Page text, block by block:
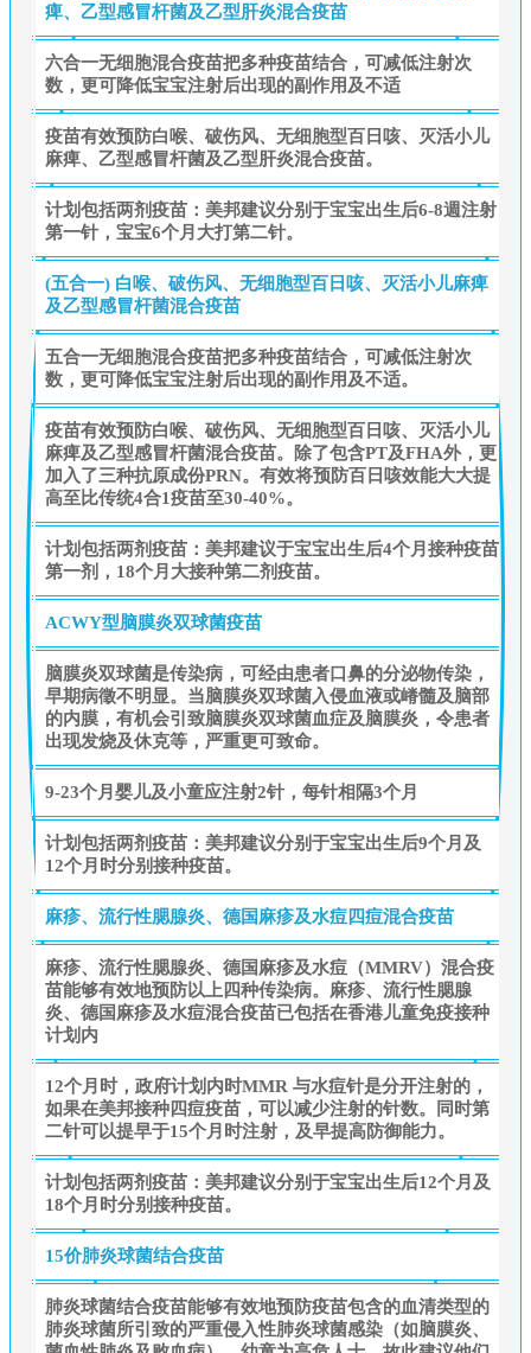
痺、乙型感冒杆菌及乙型肝炎混合疫苗
六合一无细胞混合疫苗把多种疫苗结合，可减低注射次
数，更可降低宝宝注射后出现的副作用及不适
疫苗有效预防白喉、破伤风、无细胞型百日咳、灭活小儿
麻痺、乙型感冒杆菌及乙型肝炎混合疫苗。
计划包括两剂疫苗：美邦建议分别于宝宝出生后6-8週注射
第一针，宝宝6个月大打第二针。
(五合一) 白喉、破伤风、无细胞型百日咳、灭活小儿麻痺
及乙型感冒杆菌混合疫苗
五合一无细胞混合疫苗把多种疫苗结合，可减低注射次
数，更可降低宝宝注射后出现的副作用及不适。
疫苗有效预防白喉、破伤风、无细胞型百日咳、灭活小儿
麻痺及乙型感冒杆菌混合疫苗。除了包含PT及FHA外，更
加入了三种抗原成份PRN。有效将预防百日咳效能大大提
高至比传统4合1疫苗至30-40%。
计划包括两剂疫苗：美邦建议于宝宝出生后4个月接种疫苗
第一剂，18个月大接种第二剂疫苗。
ACWY型脑膜炎双球菌疫苗
脑膜炎双球菌是传染病，可经由患者口鼻的分泌物传染，
早期病徵不明显。当脑膜炎双球菌入侵血液或嵴髓及脑部
的内膜，有机会引致脑膜炎双球菌血症及脑膜炎，令患者
出现发烧及休克等，严重更可致命。
9-23个月婴儿及小童应注射2针，每针相隔3个月
计划包括两剂疫苗：美邦建议分别于宝宝出生后9个月及
12个月时分别接种疫苗。
麻疹、流行性腮腺炎、德国麻疹及水痘四痘混合疫苗
麻疹、流行性腮腺炎、德国麻疹及水痘（MMRV）混合疫
苗能够有效地预防以上四种传染病。麻疹、流行性腮腺
炎、德国麻疹及水痘混合疫苗已包括在香港儿童免疫接种
计划内
12个月时，政府计划内时MMR 与水痘针是分开注射的，
如果在美邦接种四痘疫苗，可以减少注射的针数。同时第
二针可以提早于15个月时注射，及早提高防御能力。
计划包括两剂疫苗：美邦建议分别于宝宝出生后12个月及
18个月时分别接种疫苗。
15价肺炎球菌结合疫苗
肺炎球菌结合疫苗能够有效地预防疫苗包含的血清类型的
肺炎球菌所引致的严重侵入性肺炎球菌感染（如脑膜炎、